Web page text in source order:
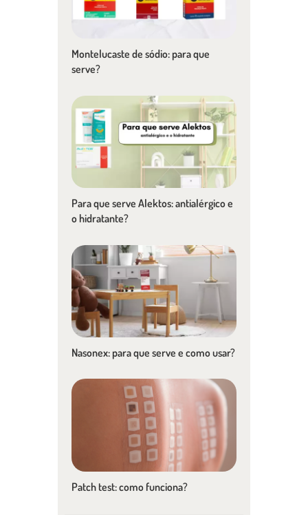
Montelucaste de sódio: para que
serve?
Para que serve Alektos: antialérgico e
o hidratante?
Nasonex: para que serve e como usar?
Patch test: como funciona?